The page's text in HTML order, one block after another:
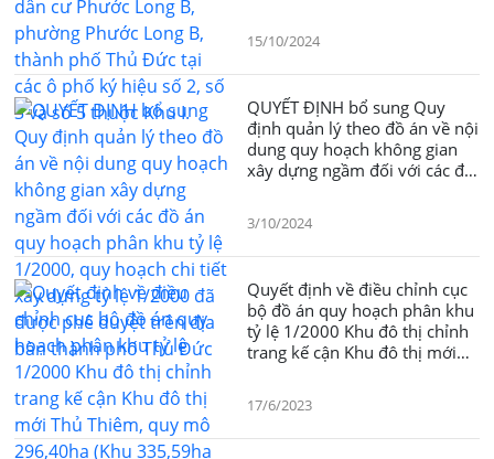
thuộc Khu I.
15/10/2024
QUYẾT ĐỊNH bổ sung Quy
định quản lý theo đồ án về nội
dung quy hoạch không gian
xây dựng ngầm đối với các đồ
dựng tỷ lệ 1/2000 đã được
phê duyệt trên địa bàn thành
3/10/2024
Quyết định về điều chỉnh cục
bộ đồ án quy hoạch phân khu
tỷ lệ 1/2000 Khu đô thị chỉnh
trang kế cận Khu đô thị mới
Khánh và An Phú, thành phố
Thủ Đực tại khu đất ký hiệu I-
17/6/2023